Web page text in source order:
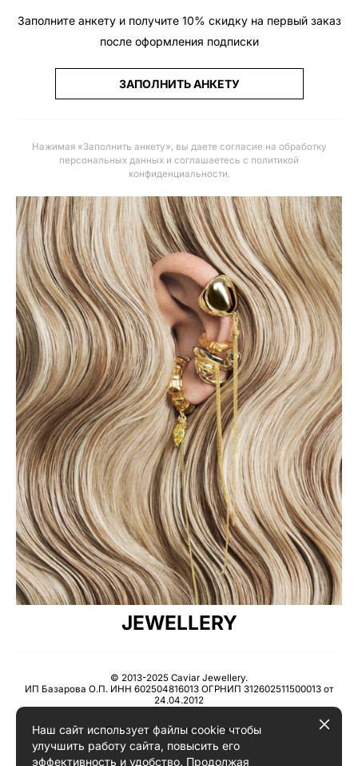
Заполните анкету и получите 10% скидку на первый заказ
после оформления подписки
ЗАПОЛНИТЬ АНКЕТУ
Нажимая «Заполнить анкету», вы даете согласие на обработку
персональных данных и соглашаетесь с политикой
конфиденциальности.
JEWELLERY
© 2013-2025 Caviar Jewellery.
ИП Базарова О.П. ИНН 602504816013 ОГРНИП 312602511500013 от
24.04.2012
Пользовательское соглашение
Наш сайт использует файлы cookie чтобы
улучшить работу сайта, повысить его
эффективность и удобство. Продолжая